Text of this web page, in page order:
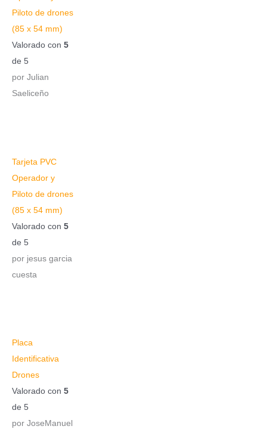
Piloto de drones
(85 x 54 mm)
Valorado con 5
de 5
por Julian
Saeliceño
Tarjeta PVC
Operador y
Piloto de drones
(85 x 54 mm)
Valorado con 5
de 5
por jesus garcia
cuesta
Placa
Identificativa
Drones
Valorado con 5
de 5
por JoseManuel